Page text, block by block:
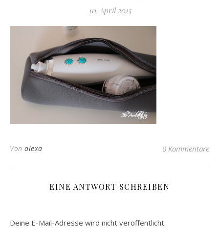
10. April 2015
Von alexa 0 Kommentare
EINE ANTWORT SCHREIBEN
Deine E-Mail-Adresse wird nicht veröffentlicht.